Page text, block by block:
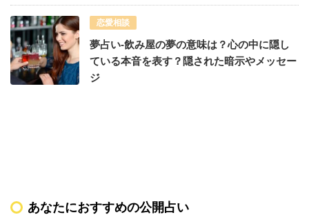
恋愛相談
夢占い-飲み屋の夢の意味は？心の中に隠し
ている本音を表す？隠された暗示やメッセー
ジ
あなたにおすすめの公開占い